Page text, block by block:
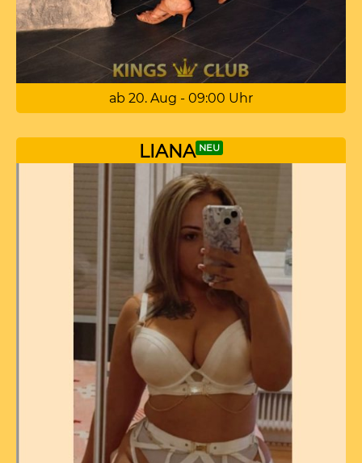
ab 20. Aug - 09:00 Uhr
LIANA NEU